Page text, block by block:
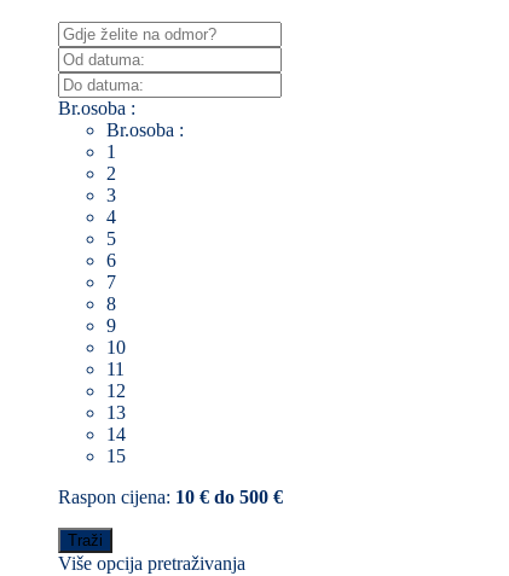
Br.osoba :
Br.osoba :
1
2
3
4
5
6
7
8
9
10
11
12
13
14
15
Raspon cijena: 10 € do 500 €
Više opcija pretraživanja